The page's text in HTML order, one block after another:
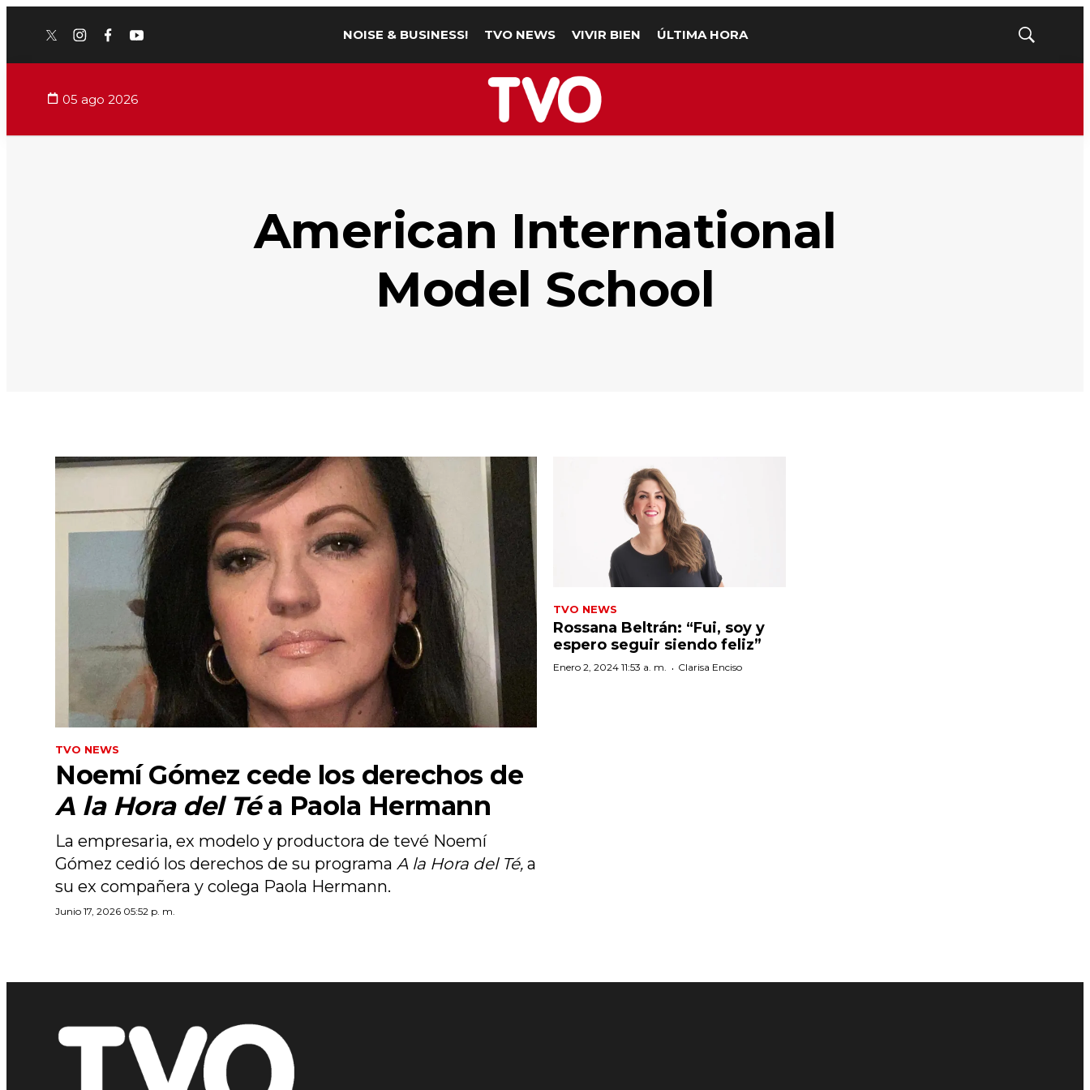
twitterinstagram
facebook
youtube NOISE & BUSINESS! TVO NEWS VIVIR BIEN ÚLTIMA HORA
Mostrar
05 ago 2026
American International
Model School
TVO NEWS
Noemí Gómez cede los derechos de
A la Hora del Téa Paola Hermann
La empresaria, ex modelo y productora de tevé Noemí
Gómez cedió los derechos de su programa A la Hora del Té, a
su ex compañera y colega Paola Hermann.
Junio 17, 2026 05:52 p. m.
TVO NEWS
Rossana Beltrán: “Fui, soy y
espero seguir siendo feliz”
Enero 2, 2024 11:53 a. m. · Clarisa Enciso